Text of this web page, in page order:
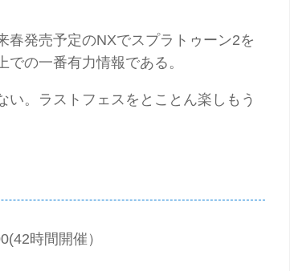
春発売予定のNXでスプラトゥーン2を
の一番有力情報である。
い。ラストフェスをとことん楽しもう
時間開催）